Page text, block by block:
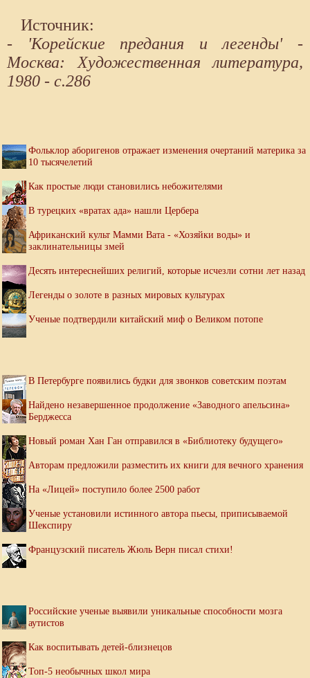
Источник:
- 'Корейские предания и легенды' -
Москва: Художественная литература,
1980 - с.286
Фольклор аборигенов отражает изменения очертаний материка за
10 тысячелетий
Как простые люди становились небожителями
В турецких «вратах ада» нашли Цербера
Африканский культ Мамми Вата - «Хозяйки воды» и
заклинательницы змей
Десять интереснейших религий, которые исчезли сотни лет назад
Легенды о золоте в разных мировых культурах
Ученые подтвердили китайский миф о Великом потопе
В Петербурге появились будки для звонков советским поэтам
Найдено незавершенное продолжение «Заводного апельсина»
Берджесса
Новый роман Хан Ган отправился в «Библиотеку будущего»
Авторам предложили разместить их книги для вечного хранения
На «Лицей» поступило более 2500 работ
Ученые установили истинного автора пьесы, приписываемой
Шекспиру
Французский писатель Жюль Верн писал стихи!
Российские ученые выявили уникальные способности мозга
аутистов
Как воспитывать детей-близнецов
Топ-5 необычных школ мира